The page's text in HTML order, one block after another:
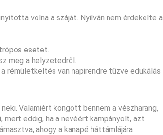
volna a száját. Nyilván nem érdekelte a
esetet.
meg a helyzetedről.
rémületkeltés van napirendre tűzve edukálás
Valamiért kongott bennem a vészharang,
mert eddig, ha a nevéért kampányolt, azt
ahogy a kanapé háttámlájára